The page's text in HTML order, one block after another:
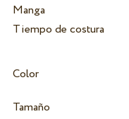
Manga
Tiempo de costura
Color
Tamaño